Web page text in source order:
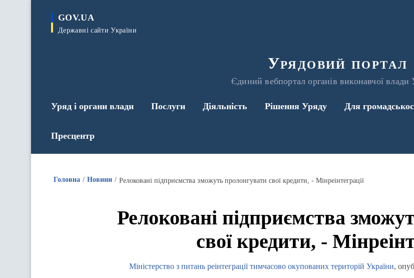
GOV.UA
Державні сайти України
Урядовий портал
Єдиний вебпортал органів виконавчої влади
Уряд і органи влади Послуги Діяльність Рішення Уряду Для
Пресцентр
Головна Новини Релоковані підприємства зможуть пролонгувати свої кредити, - Мінреінтеграції
Релоковані підприємства
свої кредити, -
Міністерство з питань реінтеграції тимчасово окупованих територій України,